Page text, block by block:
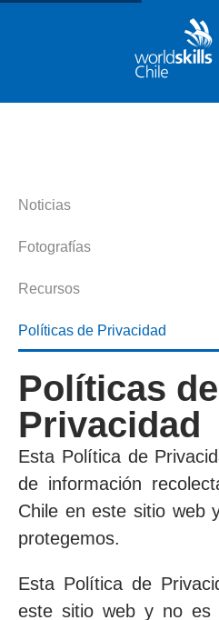
Noticias
Fotografías
Recursos
Políticas de Privacidad
Políticas de
Privacidad
Esta Política de
de información
Chile en este sitio web
protegemos.
Esta Política de
este sitio web y no es